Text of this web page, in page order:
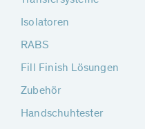
Isolatoren
RABS
Fill Finish Lösungen
Zubehör
Handschuhtester